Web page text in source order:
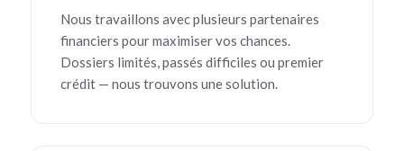
Nous travaillons avec plusieurs partenaires
financiers pour maximiser vos chances.
Dossiers limités, passés difficiles ou premier
crédit — nous trouvons une solution.